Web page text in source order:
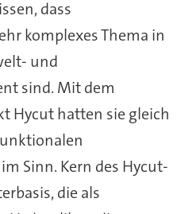
dass
komplexes Thema in
und
sind. Mit dem
Hycut hatten sie gleich
Sinn. Kern des Hycut-
die als